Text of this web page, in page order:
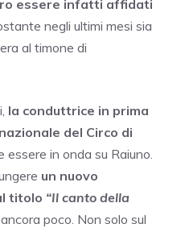
essere infatti affidati
negli ultimi mesi sia
al timone di
la conduttrice in prima
del Circo di
essere in onda su Raiuno.
un nuovo
titolo “Il canto della
poco. Non solo sul